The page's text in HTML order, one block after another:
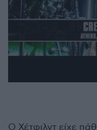
Ο Χέτφιλντ είχε